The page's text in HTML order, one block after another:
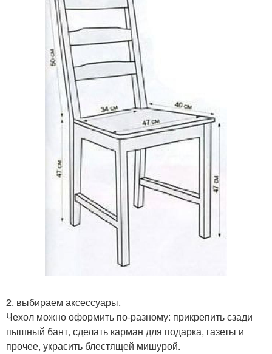
2. выбираем аксессуары.
Чехол можно оформить по-разному: прикрепить сзади
пышный бант, сделать карман для подарка, газеты и
прочее, украсить блестящей мишурой.